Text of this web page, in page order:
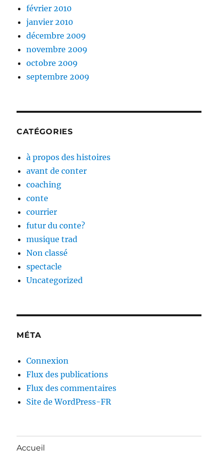
février 2010
janvier 2010
décembre 2009
novembre 2009
octobre 2009
septembre 2009
CATÉGORIES
à propos des histoires
avant de conter
coaching
conte
courrier
futur du conte?
musique trad
Non classé
spectacle
Uncategorized
MÉTA
Connexion
Flux des publications
Flux des commentaires
Site de WordPress-FR
Accueil